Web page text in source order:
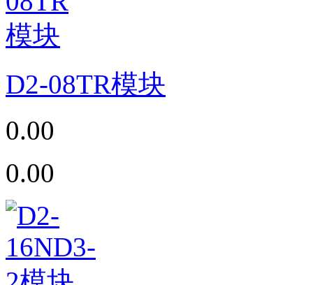
D2-08TR模块
0.00
0.00